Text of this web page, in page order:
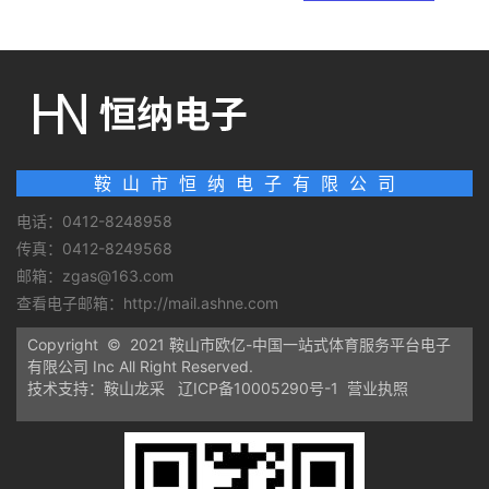
鞍 山 市 恒 纳 电 子 有 限 公 司
电话：0412-8248958
传真：0412-8249568
邮箱：zgas@163.com
查看电子邮箱： http://mail.ashne.com
Copyright © 2021 鞍山市欧亿-中国一站式体育服务平台电子
有限公司 Inc All Right Reserved.
技术支持：鞍山龙采
辽ICP备10005290号-1 营业执照